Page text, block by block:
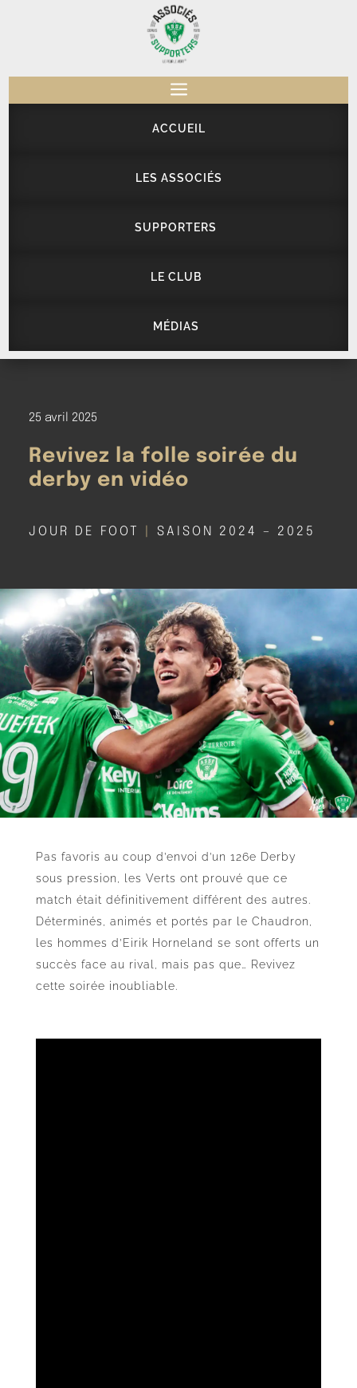
a
ACCUEIL
LES ASSOCIÉS
SUPPORTERS
LE CLUB
MÉDIAS
25 avril 2025
Revivez la folle soirée du
derby en vidéo
JOUR DE FOOT SAISON 2024 – 2025
Pas favoris au coup d’envoi d’un 126e Derby
sous pression, les Verts ont prouvé que ce
match était définitivement différent des autres.
Déterminés, animés et portés par le Chaudron,
les hommes d’Eirik Horneland se sont offerts un
succès face au rival, mais pas que… Revivez
cette soirée inoubliable.